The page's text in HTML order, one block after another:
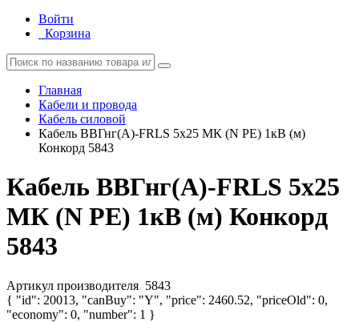
Войти
Корзина
Главная
Кабели и провода
Кабель силовой
Кабель ВВГнг(А)-FRLS 5х25 МК (N PE) 1кВ (м)
Конкорд 5843
Кабель ВВГнг(А)-FRLS 5х25
МК (N PE) 1кВ (м) Конкорд
5843
Артикул производителя 5843
{ "id": 20013, "canBuy": "Y", "price": 2460.52, "priceOld": 0,
"economy": 0, "number": 1 }